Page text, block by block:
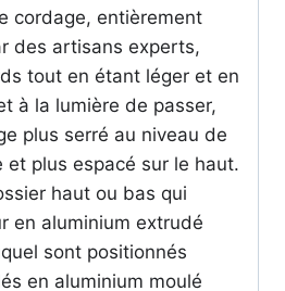
cordage, entièrement
des artisans experts,
tout en étant léger et en
à la lumière de passer,
plus serré au niveau de
et plus espacé sur le haut.
haut ou bas qui
en aluminium extrudé
sont positionnés
en aluminium moulé